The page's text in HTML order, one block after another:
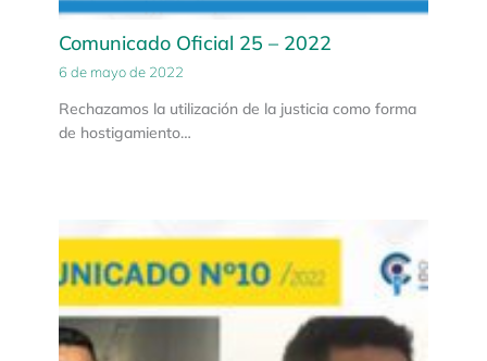
Comunicado Oficial 25 – 2022
6 de mayo de 2022
Rechazamos la utilización de la justicia como forma
de hostigamiento…